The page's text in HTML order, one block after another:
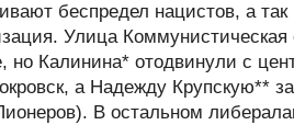
беспредел нацистов, а
Улица
но Калинина* отодвинули с
а Надежду Крупскую**
В остальном